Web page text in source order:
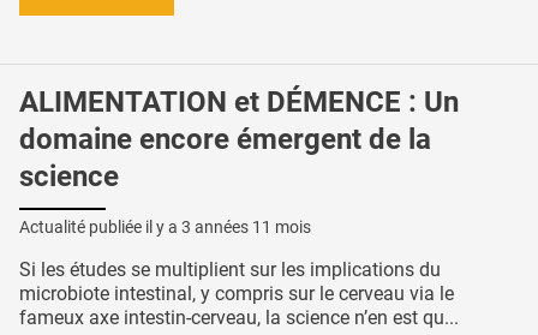
ALIMENTATION et DÉMENCE : Un
domaine encore émergent de la
science
Actualité publiée il y a 3 années 11 mois
Si les études se multiplient sur les implications du
microbiote intestinal, y compris sur le cerveau via le
fameux axe intestin-cerveau, la science n’en est qu...